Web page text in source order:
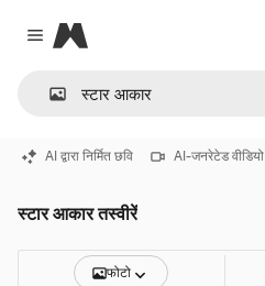
Close menu
Magnific
AI द्वारा निर्मित छवि AI-जनरेटेड वीडियो
स्टार आकार तस्वीरें
फोटो